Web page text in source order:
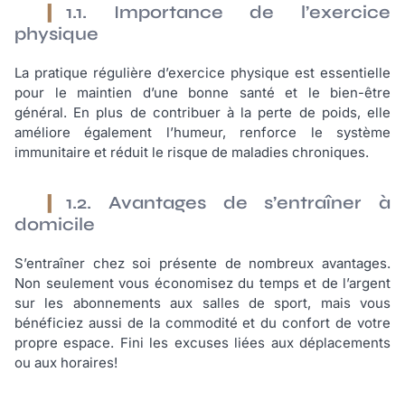
1.1. Importance de l’exercice
physique
La pratique régulière d’exercice physique est essentielle
pour le maintien d’une bonne santé et le bien-être
général. En plus de contribuer à la perte de poids, elle
améliore également l’humeur, renforce le système
immunitaire et réduit le risque de maladies chroniques.
1.2. Avantages de s’entraîner à
domicile
S’entraîner chez soi présente de nombreux avantages.
Non seulement vous économisez du temps et de l’argent
sur les abonnements aux salles de sport, mais vous
bénéficiez aussi de la commodité et du confort de votre
propre espace. Fini les excuses liées aux déplacements
ou aux horaires!